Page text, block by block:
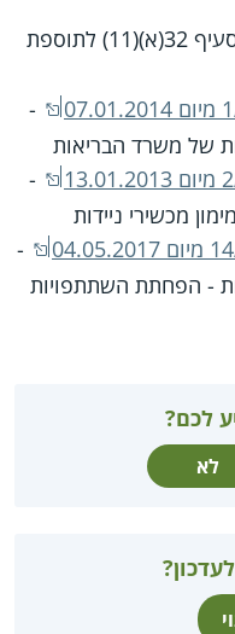
- סעיף 32(א)(11) לתוספת
-
של משרד הבריאות
-
מכשירי ניידות
-
- הפחתת השתתפויות
לכם?
לא